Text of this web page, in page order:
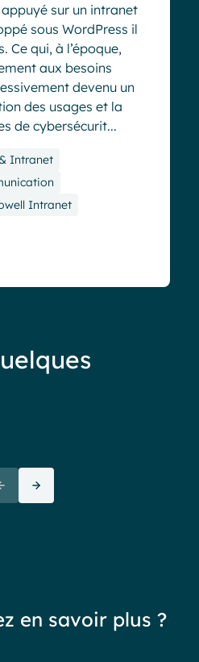
sur un intranet
sous WordPress il
Ce qui, à l’époque,
aux besoins
devenu un
des usages et la
de cybersécurit...
Intranet
Intranet
un
en savoir plus ?